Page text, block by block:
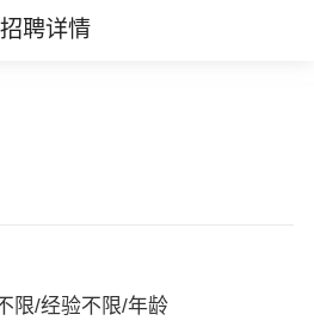
招聘详情
限/经验不限/年龄